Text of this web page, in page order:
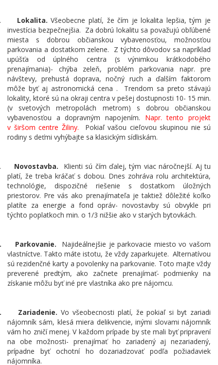
Lokalita. Všeobecne platí, že čím je lokalita lepšia, tým je
investícia bezpečnejšia. Za dobrú lokalitu sa považujú obľúbené
miesta s dobrou občianskou vybavenosťou, možnosťou
parkovania a dostatkom zelene.
Z týchto dôvodov sa napríklad
upúšťa od úplného centra (s výnimkou krátkodobého
prenajímania)- chýba zeleň, problém parkovania napr. pre
návštevy, prehustá doprava, nočný ruch a ďalším faktorom
môže byť aj astronomická cena .
Trendom sa preto stávajú
lokality, ktoré sú na okraji centra v pešej dostupnosti 10- 15 min.
(v svetových metropolách metrom) s dobrou občianskou
vybavenosťou a dopravným napojením. Napr. tento projekt
v širšom centre Žiliny.
Pokiaľ vašou cieľovou skupinou nie sú
rodiny s deťmi vyhýbajte sa klasickým sídliskám.
Novostavba.
Klienti sú čím ďalej, tým viac náročnejší. Aj tu
platí, že treba kráčať s dobou. Dnes zohráva rolu architektúra,
technológie, dispozičné riešenie s dostatkom úložných
priestorov. Pre vás ako prenajímateľa je taktiež dôležité koľko
platíte za energie a fond opráv- novostavby sú obvykle pri
týchto poplatkoch min. o 1/3 nižšie ako v starých bytovkách.
Parkovanie.
Najideálnejšie je parkovacie miesto vo vašom
vlastníctve. Takto máte istotu, že vždy zaparkujete. Alternatívou
sú rezidenčné karty a povolenky na parkovanie. Toto majte vždy
preverené predtým, ako začnete prenajímať- podmienky na
získanie môžu byť iné pre vlastníka ako pre nájomcu.
Zariadenie.Vo všeobecnosti platí, že pokiaľ si byt zariadi
nájomník sám, klesá miera delikvencie, inými slovami nájomník
vám ho zničí menej. V každom prípade by ste mali byť pripravení
na obe možnosti- prenajímať ho zariadený aj nezariadený,
prípadne byť ochotní ho dozariadzovať podľa požiadaviek
nájomníka.